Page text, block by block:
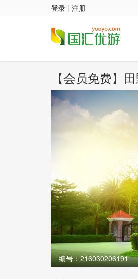
登录 | 注册
【会员免费】
编号：216030206191